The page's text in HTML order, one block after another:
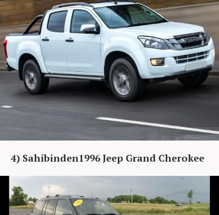
4) Sahibinden1996 Jeep Grand Cherokee